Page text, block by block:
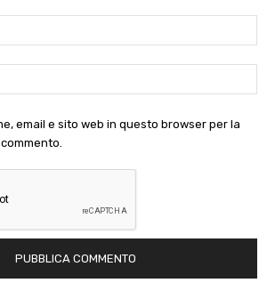
email e sito web in questo browser per la